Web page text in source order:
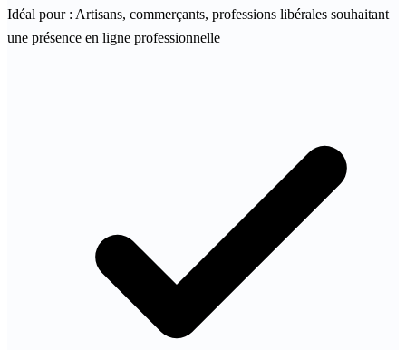
Idéal pour : Artisans, commerçants, professions libérales souhaitant
une présence en ligne professionnelle